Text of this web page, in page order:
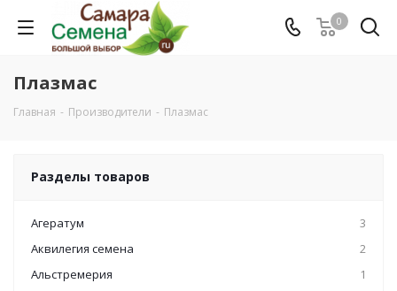
0
Плазмас
Главная - Производители - Плазмас
Разделы товаров
Агератум
3
Аквилегия семена
2
Альстремерия
1